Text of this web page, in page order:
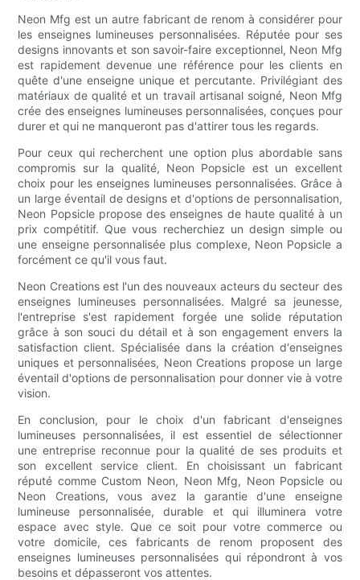
Neon Mfg est un autre fabricant de renom à considérer pour
les enseignes lumineuses personnalisées. Réputée pour ses
designs innovants et son savoir-faire exceptionnel, Neon Mfg
est rapidement devenue une référence pour les clients en
quête d'une enseigne unique et percutante. Privilégiant des
matériaux de qualité et un travail artisanal soigné, Neon Mfg
crée des enseignes lumineuses personnalisées, conçues pour
durer et qui ne manqueront pas d'attirer tous les regards.
Pour ceux qui recherchent une option plus abordable sans
compromis sur la qualité, Neon Popsicle est un excellent
choix pour les enseignes lumineuses personnalisées. Grâce à
un large éventail de designs et d'options de personnalisation,
Neon Popsicle propose des enseignes de haute qualité à un
prix compétitif. Que vous recherchiez un design simple ou
une enseigne personnalisée plus complexe, Neon Popsicle a
forcément ce qu'il vous faut.
Neon Creations est l'un des nouveaux acteurs du secteur des
enseignes lumineuses personnalisées. Malgré sa jeunesse,
l'entreprise s'est rapidement forgée une solide réputation
grâce à son souci du détail et à son engagement envers la
satisfaction client. Spécialisée dans la création d'enseignes
uniques et personnalisées, Neon Creations propose un large
éventail d'options de personnalisation pour donner vie à votre
vision.
En conclusion, pour le choix d'un fabricant d'enseignes
lumineuses personnalisées, il est essentiel de sélectionner
une entreprise reconnue pour la qualité de ses produits et
son excellent service client. En choisissant un fabricant
réputé comme Custom Neon, Neon Mfg, Neon Popsicle ou
Neon Creations, vous avez la garantie d'une enseigne
lumineuse personnalisée, durable et qui illuminera votre
espace avec style. Que ce soit pour votre commerce ou
votre domicile, ces fabricants de renom proposent des
enseignes lumineuses personnalisées qui répondront à vos
besoins et dépasseront vos attentes.